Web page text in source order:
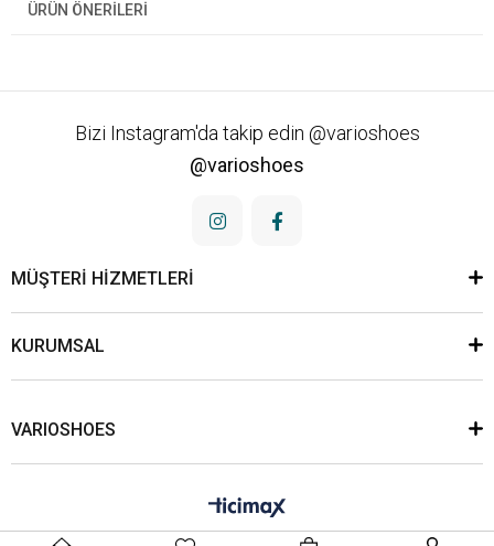
ÜRÜN ÖNERILERI
Bizi Instagram'da takip edin @varioshoes
@varioshoes
MÜŞTERİ HİZMETLERİ
KURUMSAL
VARIOSHOES